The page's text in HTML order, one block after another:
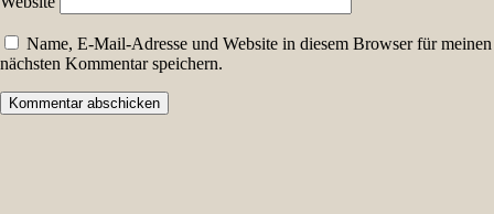
Name, E-Mail-Adresse und Website in diesem Browser für meinen
nächsten Kommentar speichern.